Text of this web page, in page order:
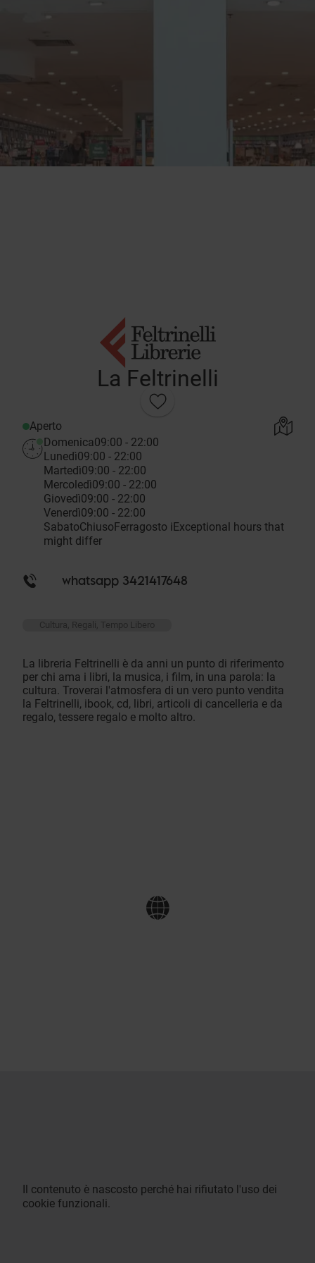
La Feltrinelli
Aperto
Domenica09:00 - 22:00
Lunedì09:00 - 22:00
Martedì09:00 - 22:00
Mercoledì09:00 - 22:00
Giovedì09:00 - 22:00
Venerdì09:00 - 22:00
SabatoChiuso Ferragosto i Exceptional hours that
might differ
whatsapp 3421417648
Cultura, Regali, Tempo Libero
La libreria Feltrinelli è da anni un punto di riferimento
per chi ama i libri, la musica, i film, in una parola: la
cultura. Troverai l'atmosfera di un vero punto vendita
la Feltrinelli, ibook, cd, libri, articoli di cancelleria e da
regalo, tessere regalo e molto altro.
Il contenuto è nascosto perché hai rifiutato l'uso dei
cookie funzionali.